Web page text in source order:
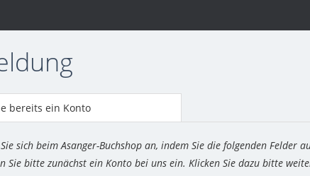
bereits ein Konto
sich beim Asanger-Buchshop an, indem Sie die folgenden
Sie bitte zunächst ein Konto bei uns ein. Klicken Sie dazu bitte